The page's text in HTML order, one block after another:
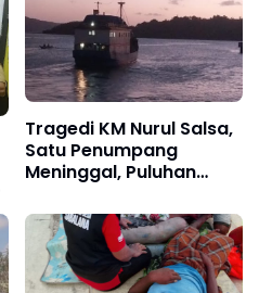
Tragedi KM Nurul Salsa,
Satu Penumpang
Meninggal, Puluhan
Pencarian Korban Terus
Berlangsung